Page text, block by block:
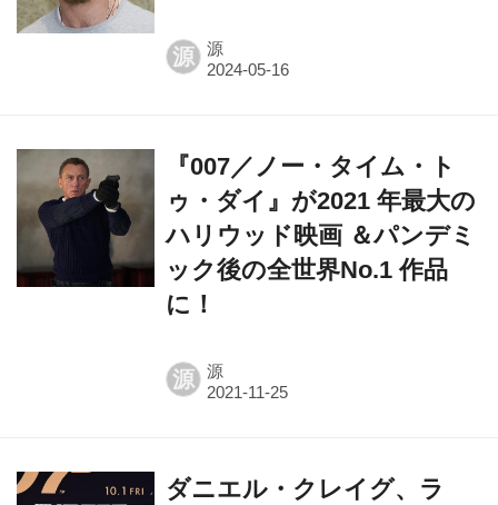
源 源
『007／ノー・タイム・ト
ゥ・ダイ』が2021 年最大の
ハリウッド映画 ＆パンデミ
ック後の全世界No.1 作品
に！
源 源
ダニエル・クレイグ、ラ